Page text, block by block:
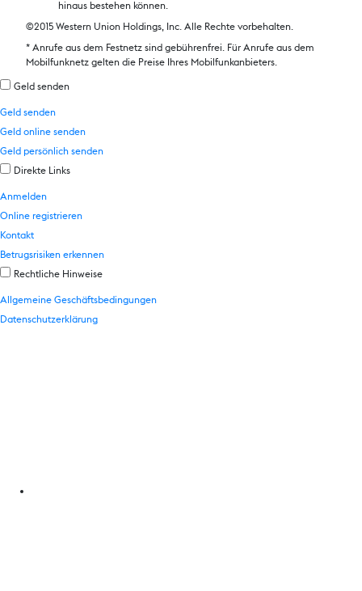
hinaus bestehen können.
©2015 Western Union Holdings, Inc. Alle Rechte vorbehalten.
* Anrufe aus dem Festnetz sind gebührenfrei. Für Anrufe aus dem
Mobilfunknetz gelten die Preise Ihres Mobilfunkanbieters.
Geld senden
Geld senden
Geld online senden
Geld persönlich senden
Direkte Links
Anmelden
Online registrieren
Kontakt
Betrugsrisiken erkennen
Rechtliche Hinweise
Allgemeine Geschäftsbedingungen
Datenschutzerklärung